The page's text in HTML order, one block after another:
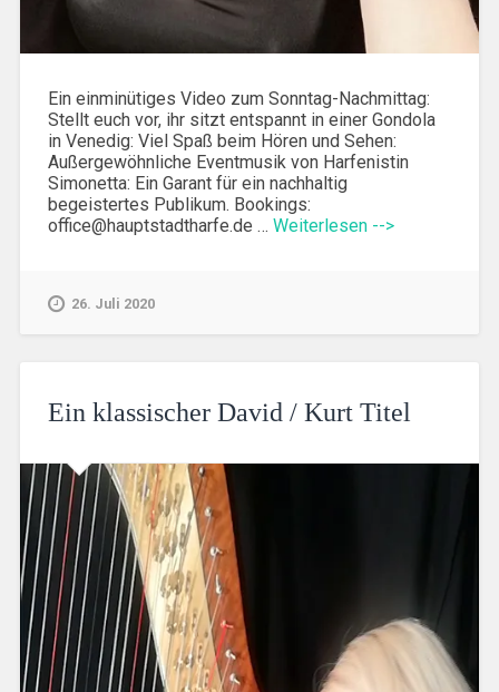
Ein einminütiges Video zum Sonntag-Nachmittag:
Stellt euch vor, ihr sitzt entspannt in einer Gondola
in Venedig: Viel Spaß beim Hören und Sehen:
Außergewöhnliche Eventmusik von Harfenistin
Simonetta: Ein Garant für ein nachhaltig
begeistertes Publikum. Bookings:
office@hauptstadtharfe.de … Weiterlesen -->
26. Juli 2020
Ein klassischer David / Kurt Titel